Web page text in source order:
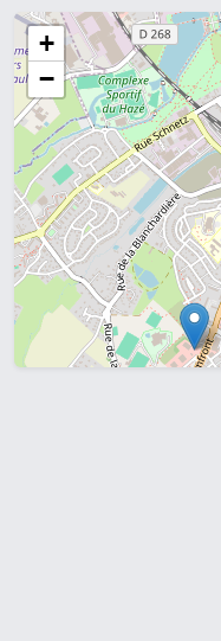
+
−